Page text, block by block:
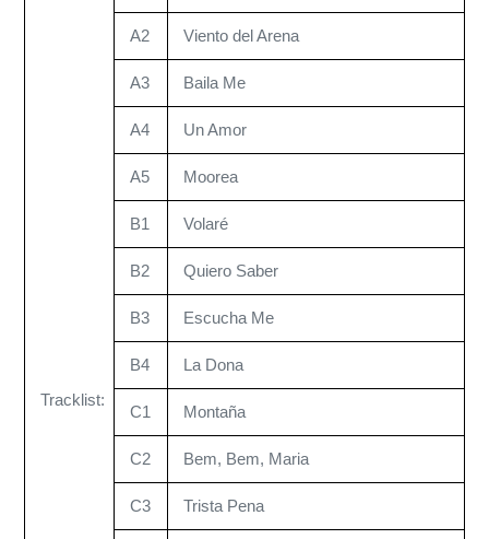
Tracklist:
A2 Viento del Arena
A3 Baila Me
A4 Un Amor
A5 Moorea
B1 Volaré
B2 Quiero Saber
B3 Escucha Me
B4 La Dona
C1 Montaña
C2 Bem, Bem, Maria
C3 Trista Pena